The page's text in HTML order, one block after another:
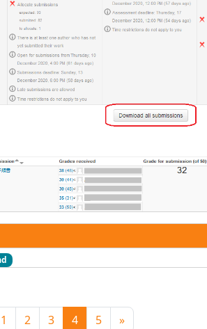
ージ
1 ページ 1
2ページ 2
3ページ 3
4ページ 4
5ページ 5
»次のページ